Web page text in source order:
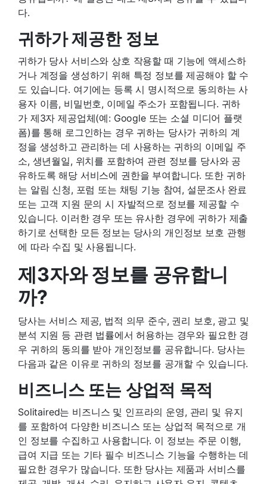
다.
귀하가 제공한 정보
귀하가 당사 서비스와 상호 작용할 때 기능에 액세스하
거나 계정을 생성하기 위해 특정 정보를 제공해야 할 수
도 있습니다. 여기에는 등록 시 명시적으로 동의하는 사
용자 이름, 비밀번호, 이메일 주소가 포함됩니다. 귀하
가 제3자 제공업체(예: Google 또는 소셜 미디어 플랫
폼)를 통해 로그인하는 경우 귀하는 당사가 귀하의 계
정을 생성하고 관리하는 데 사용하는 귀하의 이메일 주
소, 생년월일, 위치를 포함하여 관련 정보를 당사와 공
유하도록 해당 서비스에 권한을 부여합니다. 또한 귀하
는 알림 신청, 포럼 또는 채팅 기능 참여, 설문조사 완료
또는 고객 지원 문의 시 자발적으로 정보를 제공할 수
있습니다. 이러한 경우 또는 유사한 경우에 귀하가 제출
하기로 선택한 모든 정보는 당사의 개인정보 보호 관행
에 따라 수집 및 사용됩니다.
제3자와 정보를 공유합니
까?
당사는 서비스 제공, 법적 의무 준수, 권리 보호, 광고 및
분석 지원 등 관련 법률에서 허용하는 경우와 필요한 경
우 귀하의 동의를 받아 개인정보를 공유합니다. 당사는
다음과 같은 이유로 귀하의 정보를 공개할 수 있습니다.
비즈니스 또는 상업적 목적
Solitaired는 비즈니스 및 인프라의 운영, 관리 및 유지
를 포함하여 다양한 비즈니스 또는 상업적 목적으로 개
인 정보를 수집하고 사용합니다. 이 정보는 주문 이행,
급여 지급 또는 기타 필수 비즈니스 기능을 수행하는 데
필요한 경우가 많습니다. 또한 당사는 제품과 서비스를